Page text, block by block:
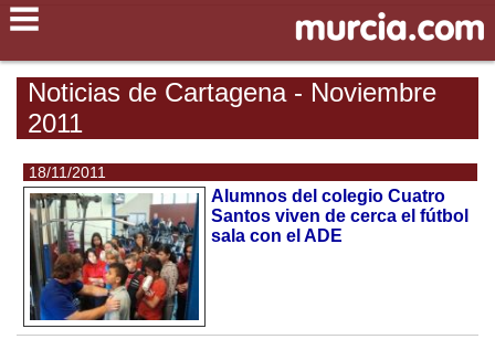
Noticias de Cartagena - Noviembre
2011
18/11/2011
Alumnos del colegio Cuatro
Santos viven de cerca el fútbol
sala con el ADE